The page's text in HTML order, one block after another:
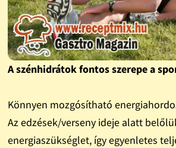
A szénhidrátok fontos szerepe a
Könnyen mozgósítható
Az edzések/verseny ideje alatt
energiaszükséglet, így egyenletes